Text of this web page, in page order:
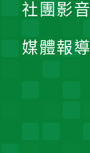
社團影音
媒體報導